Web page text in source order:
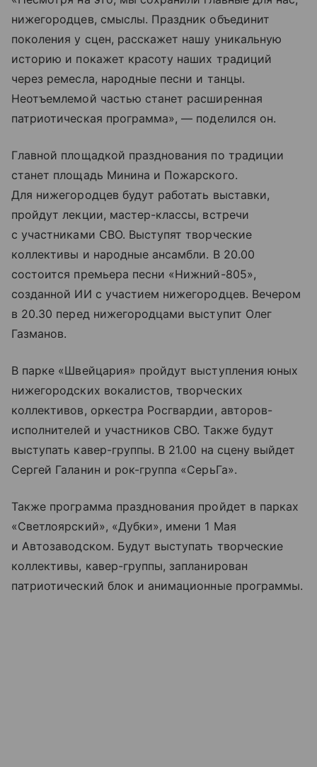
нижегородцев, смыслы. Праздник объединит
поколения у сцен, расскажет нашу уникальную
историю и покажет красоту наших традиций
через ремесла, народные песни и танцы.
Неотъемлемой частью станет расширенная
патриотическая программа», — поделился он.
Главной площадкой празднования по традиции
станет площадь Минина и Пожарского.
Для нижегородцев будут работать выставки,
пройдут лекции, мастер-классы, встречи
с участниками СВО. Выступят творческие
коллективы и народные ансамбли. В 20.00
состоится премьера песни «Нижний-805»,
созданной ИИ с участием нижегородцев. Вечером
в 20.30 перед нижегородцами выступит Олег
Газманов.
В парке «Швейцария» пройдут выступления юных
нижегородских вокалистов, творческих
коллективов, оркестра Росгвардии, авторов-
исполнителей и участников СВО. Также будут
выступать кавер-группы. В 21.00 на сцену выйдет
Сергей Галанин и рок-группа «СерьГа».
Также программа празднования пройдет в парках
«Светлоярский», «Дубки», имени 1 Мая
и Автозаводском. Будут выступать творческие
коллективы, кавер-группы, запланирован
патриотический блок и анимационные программы.